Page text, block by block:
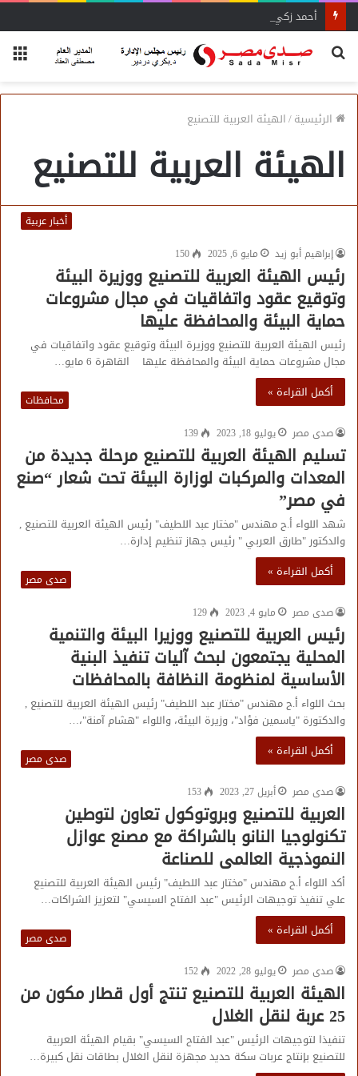
أحمد زكي: مبادرة “مصر تنطلق بالتصدير”
بحث
الرئيسية/الهيئة العربية للتصنيع
الهيئة العربية للتصنيع
أخبار عربية
إبراهيم أبو زيد
مايو 6, 2025 150
رئيس الهيئة العربية للتصنيع ووزيرة البيئة
وتوقيع عقود واتفاقيات في مجال مشروعات
حماية البيئة والمحافظة عليها
رئيس الهيئة العربية للتصنيع ووزيرة البيئة وتوقيع عقود واتفاقيات في
مجال مشروعات حماية البيئة والمحافظة عليها القاهرة 6 مايو…
أكمل القراءة »
محافظات
صدى مصر
يوليو 18, 2023 139
تسليم الهيئة العربية للتصنيع مرحلة جديدة من
المعدات والمركبات لوزارة البيئة تحت شعار “صنع
في مصر”
شهد اللواء أ.ح مهندس "مختار عبد اللطيف" رئيس الهيئة العربية للتصنيع ,
والدكتور "طارق العربي " رئيس جهاز تنظيم إدارة…
أكمل القراءة »
صدى مصر
صدى مصر
مايو 4, 2023 129
رئيس العربية للتصنيع ووزيرا البيئة والتنمية
المحلية يجتمعون لبحث آليات تنفيذ البنية
الأساسية لمنظومة النظافة بالمحافظات
بحث اللواء أ.ح مهندس "مختار عبد اللطيف" رئيس الهيئة العربية للتصنيع ,
والدكتورة "ياسمين فؤاد"، وزيرة البيئة، واللواء "هشام آمنة"،…
أكمل القراءة »
صدى مصر
صدى مصر
أبريل 27, 2023 153
العربية للتصنيع وبروتوكول تعاون لتوطين
تكنولوجيا النانو بالشراكة مع مصنع عوازل
النموذجیة العالمى للصناعة
أكد اللواء أ.ح مهندس "مختار عبد اللطيف" رئيس الهيئة العربية للتصنيع
علي تنفيذ توجيهات الرئيس "عبد الفتاح السيسي" لتعزيز الشراكات…
أكمل القراءة »
صدى مصر
صدى مصر
يوليو 28, 2022 152
الهيئة العربية للتصنيع تنتج أول قطار مكون من
25 عربة لنقل الغلال
تنفيذا لتوجيهات الرئيس "عبد الفتاح السيسي" بقيام الهيئة العربية
للتصنيع بإنتاج عربات سكة حديد مجهزة لنقل الغلال بطاقات نقل كبيرة…